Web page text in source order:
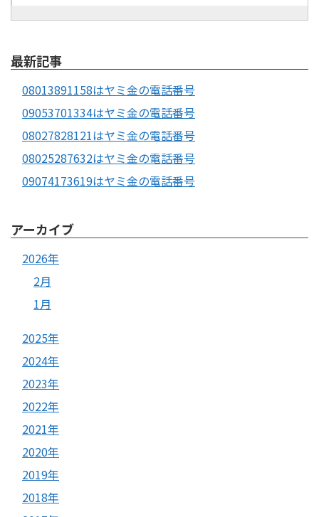
最新記事
08013891158はヤミ金の電話番号
09053701334はヤミ金の電話番号
08027828121はヤミ金の電話番号
08025287632はヤミ金の電話番号
09074173619はヤミ金の電話番号
アーカイブ
2026年
2月
1月
2025年
2024年
2023年
2022年
2021年
2020年
2019年
2018年